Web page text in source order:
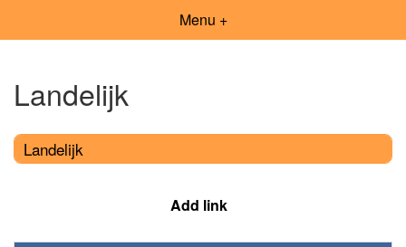
Menu +
Landelijk
Landelijk
Add link